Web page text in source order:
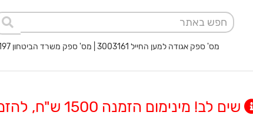
מס' ספק אגודה למען החייל 3003161 | מס' ספק משרד הביטחון 11010197 | מס' ספק משטרת ישראל 40017932
שים לב! מינימום הזמנה 1500 ש"ח, להזמנות 08-8564549